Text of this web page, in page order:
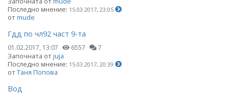
Последно мнение: 15.03.2017, 23:05
отmude
Гдд по чл92 част 9-та
01.02.2017, 13:07 6557 7
Започната отjuja
Последно мнение: 15.03.2017, 20:39
отТаня Попова
Вод